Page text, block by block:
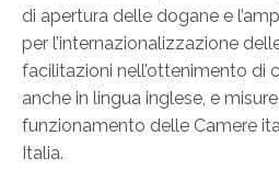
di apertura delle dogane e
per l’internazionalizzazione
facilitazioni nell’ottenimento di
anche in lingua inglese, e
funzionamento delle Camere
Italia.